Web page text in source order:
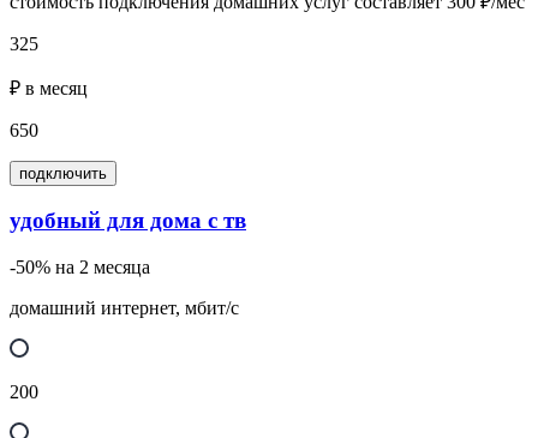
325
₽ в месяц
650
подключить
удобный для дома с тв
-50% на 2 месяца
домашний интернет, мбит/с
200